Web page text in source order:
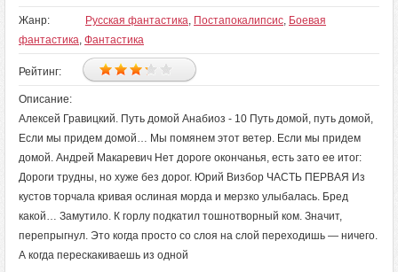
Жанр: Русская фантастика, Постапокалипсис, Боевая
фантастика, Фантастика
Рейтинг:
Описание:
Алексей Гравицкий. Путь домой Анабиоз - 10 Путь домой, путь домой,
Если мы придем домой… Мы помянем этот ветер. Если мы придем
домой. Андрей Макаревич Нет дороге окончанья, есть зато ее итог:
Дороги трудны, но хуже без дорог. Юрий Визбор ЧАСТЬ ПЕРВАЯ Из
кустов торчала кривая ослиная морда и мерзко улыбалась. Бред
какой… Замутило. К горлу подкатил тошнотворный ком. Значит,
перепрыгнул. Это когда просто со слоя на слой переходишь — ничего.
А когда перескакиваешь из одной